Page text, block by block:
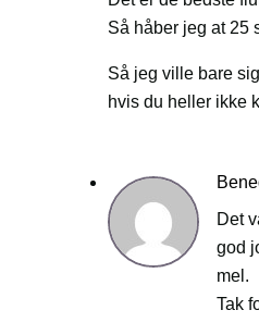
Så håber jeg at 25
Så jeg ville bare
hvis du heller ikke
Det
god
mel.
Tak